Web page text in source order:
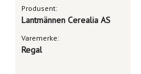
Produsent:
Lantmännen Cerealia AS
Varemerke:
Regal